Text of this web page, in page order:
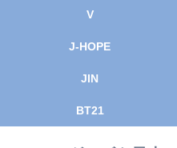
V
J-HOPE
JIN
BT21